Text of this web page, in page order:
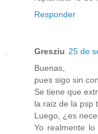
Responder
Gresziu 25 de
Buenas,
pues sigo sin
Se tiene que
la raiz de la psp
Luego, ¿es
Yo realmente